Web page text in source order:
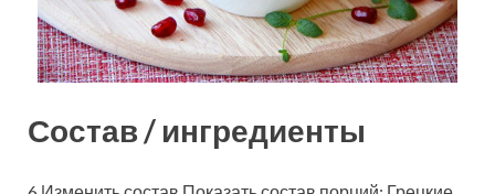
Состав / ингредиенты